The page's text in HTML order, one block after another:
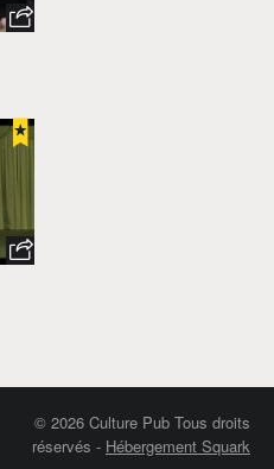
© 2026 Culture Pub Tous droits
réservés - Hébergement Squark